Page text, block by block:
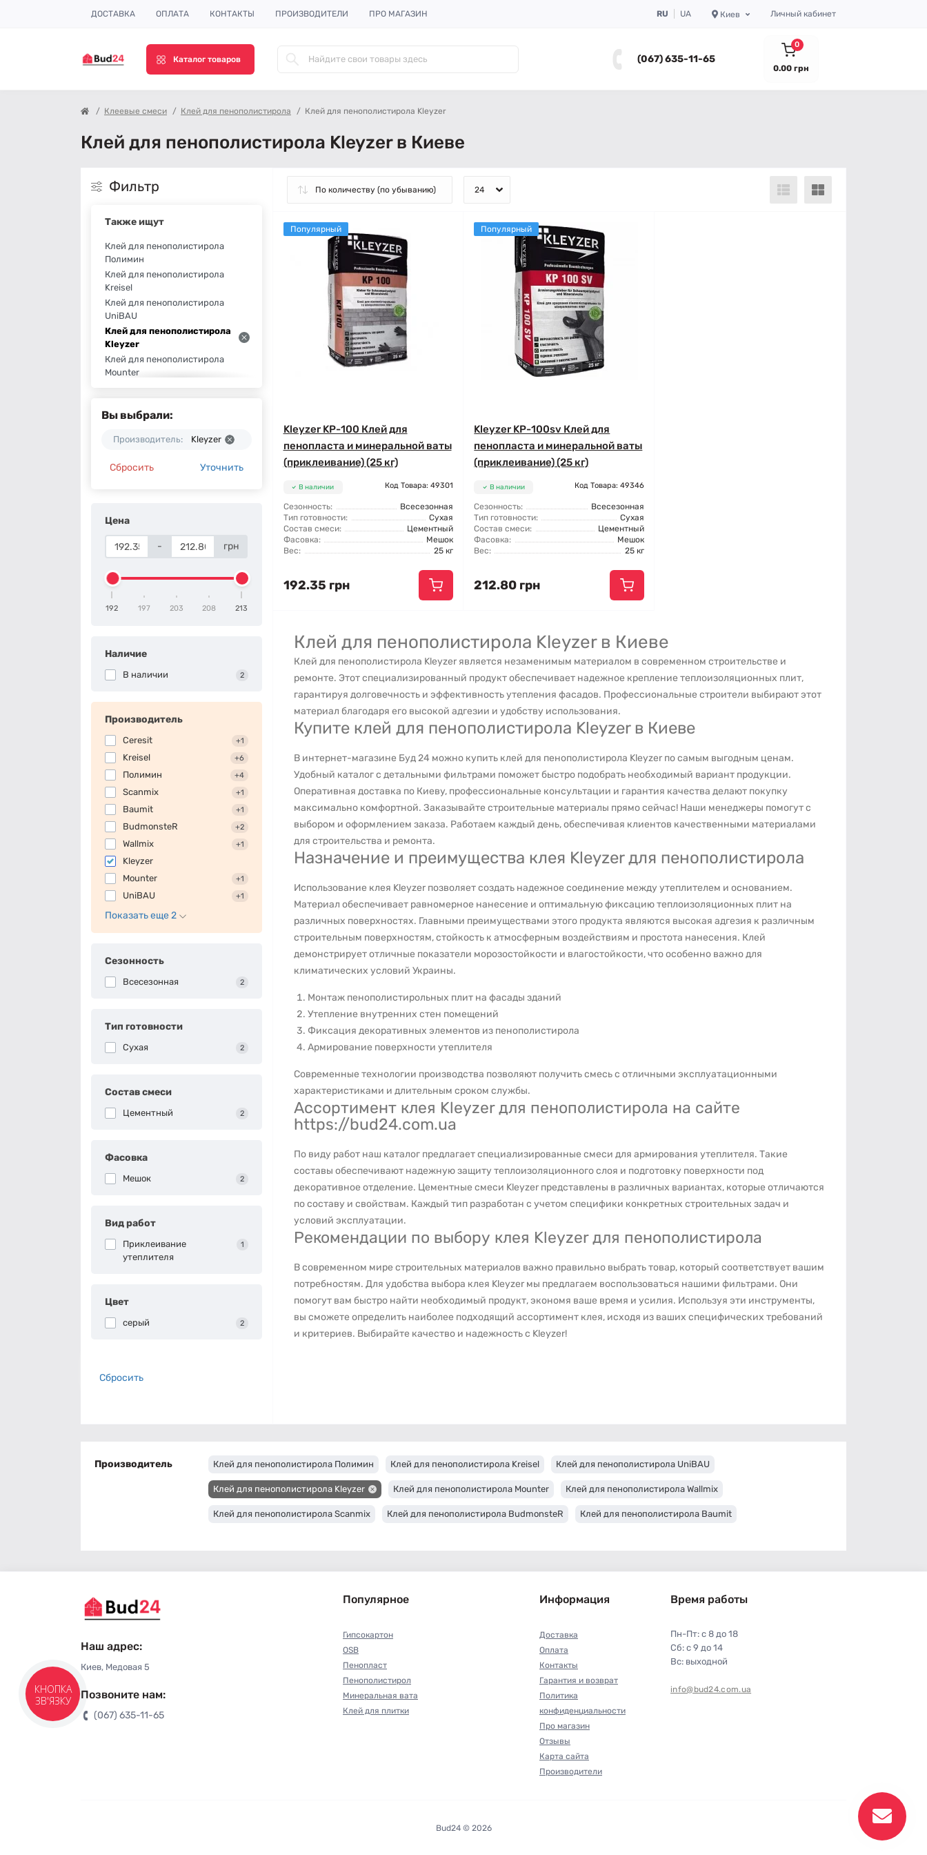
ДОСТАВКА ОПЛАТА КОНТАКТЫ ПРОИЗВОДИТЕЛИ ПРО МАГАЗИН RU UA Киев Личный кабинет
Каталог товаров (067) 635-11-65
0
0.00 грн
Клеевые смеси Клей для пенополистирола Клей для пенополистирола Kleyzer
Клей для пенополистирола Kleyzer в Киеве
Фильтр
Также ищут
Клей для пенополистирола
Полимин
Клей для пенополистирола
Kreisel
Клей для пенополистирола
UniBAU
Клей для пенополистирола
Kleyzer
Клей для пенополистирола
Mounter
Клей для пенополистирола
Клей для пенополистирола
Клей для пенополистирола
Вы выбрали:
Производитель: Kleyzer
Сбросить Уточнить
Цена
- грн
192 197 203 208 213
Наличие
В наличии 2
Производитель
Ceresit +1
Kreisel +6
Полимин +4
Scanmix +1
Baumit +1
BudmonsteR +2
Wallmix +1
Kleyzer
Mounter
+1
UniBAU +1
Показать еще 2
Сезонность
Всесезонная 2
Тип готовности
Сухая 2
Состав смеси
Цементный 2
Фасовка
Мешок 2
Вид работ
Приклеивание
утеплителя
1
Цвет
серый 2
Сбросить
Популярный
Kleyzer KP-100 Клей для
пенопласта и минеральной ваты
(приклеивание) (25 кг)
В наличии Код Товара: 49301
Сезонность:
Всесезонная
Тип готовности:
Сухая
Состав смеси:
Цементный
Фасовка:
Мешок
Вес:
25 кг
192.35 грн
Популярный
Kleyzer KP-100sv Клей для
пенопласта и минеральной ваты
(приклеивание) (25 кг)
В наличии Код Товара: 49346
Сезонность:
Всесезонная
Тип готовности:
Сухая
Состав смеси:
Цементный
Фасовка:
Мешок
Вес:
25 кг
212.80 грн
Клей для пенополистирола Kleyzer в Киеве
Клей для пенополистирола Kleyzer является незаменимым материалом в современном строительстве и
ремонте. Этот специализированный продукт обеспечивает надежное крепление теплоизоляционных плит,
гарантируя долговечность и эффективность утепления фасадов. Профессиональные строители выбирают этот
материал благодаря его высокой адгезии и удобству использования.
Купите клей для пенополистирола Kleyzer в Киеве
В интернет-магазине Буд 24 можно купить клей для пенополистирола Kleyzer по самым выгодным ценам.
Удобный каталог с детальными фильтрами поможет быстро подобрать необходимый вариант продукции.
Оперативная доставка по Киеву, профессиональные консультации и гарантия качества делают покупку
максимально комфортной. Заказывайте строительные материалы прямо сейчас! Наши менеджеры помогут с
выбором и оформлением заказа. Работаем каждый день, обеспечивая клиентов качественными материалами
для строительства и ремонта.
Назначение и преимущества клея Kleyzer для пенополистирола
Использование клея Kleyzer позволяет создать надежное соединение между утеплителем и основанием.
Материал обеспечивает равномерное нанесение и оптимальную фиксацию теплоизоляционных плит на
различных поверхностях. Главными преимуществами этого продукта являются высокая адгезия к различным
строительным поверхностям, стойкость к атмосферным воздействиям и простота нанесения. Клей
демонстрирует отличные показатели морозостойкости и влагостойкости, что особенно важно для
климатических условий Украины.
Монтаж пенополистирольных плит на фасады зданий
Утепление внутренних стен помещений
Фиксация декоративных элементов из пенополистирола
Армирование поверхности утеплителя
Современные технологии производства позволяют получить смесь с отличными эксплуатационными
характеристиками и длительным сроком службы.
Ассортимент клея Kleyzer для пенополистирола на сайте
https://bud24.com.ua
По виду работ наш каталог предлагает специализированные смеси для армирования утеплителя. Такие
составы обеспечивают надежную защиту теплоизоляционного слоя и подготовку поверхности под
декоративное отделение. Цементные смеси Kleyzer представлены в различных вариантах, которые отличаются
по составу и свойствам. Каждый тип разработан с учетом специфики конкретных строительных задач и
условий эксплуатации.
Рекомендации по выбору клея Kleyzer для пенополистирола
В современном мире строительных материалов важно правильно выбрать товар, который соответствует вашим
потребностям. Для удобства выбора клея Kleyzer мы предлагаем воспользоваться нашими фильтрами. Они
помогут вам быстро найти необходимый продукт, экономя ваше время и усилия. Используя эти инструменты,
вы сможете определить наиболее подходящий ассортимент клея, исходя из ваших специфических требований
и критериев. Выбирайте качество и надежность с Kleyzer!
Производитель Клей для пенополистирола Полимин Клей для пенополистирола Kreisel Клей для пенополистирола UniBAU
Клей для пенополистирола Kleyzer Клей для пенополистирола Mounter Клей для пенополистирола Wallmix
Клей для пенополистирола Scanmix Клей для пенополистирола BudmonsteR Клей для пенополистирола Baumit
Наш адрес:
Киев, Медовая 5
Позвоните нам:
(067) 635-11-65
Популярное
Гипсокартон
OSB
Пенопласт
Пенополистирол
Минеральная вата
Клей для плитки
Информация
Доставка
Оплата
Контакты
Гарантия и возврат
Политика
конфиденциальности
Про магазин
Отзывы
Карта сайта
Производители
Время работы
Пн-Пт: с 8 до 18
Сб: с 9 до 14
Вс: выходной
info@bud24.com.ua
Bud24 © 2026
КНОПКА
ЗВ'ЯЗКУ